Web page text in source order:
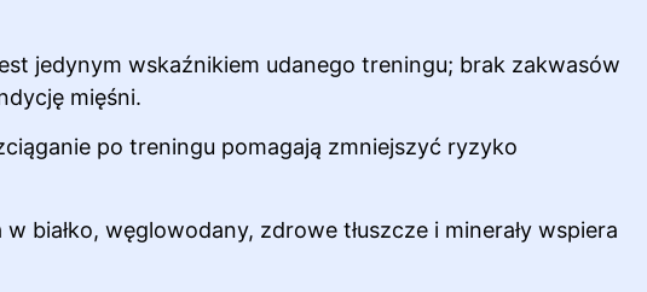
jedynym wskaźnikiem udanego treningu; brak zakwasów
mięśni.
po treningu pomagają zmniejszyć ryzyko
białko, węglowodany, zdrowe tłuszcze i minerały wspiera